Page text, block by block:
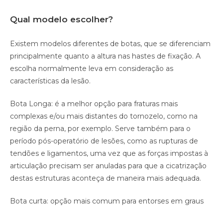
Qual modelo escolher?
Existem modelos diferentes de botas, que se diferenciam
principalmente quanto a altura nas hastes de fixação. A
escolha normalmente leva em consideração as
características da lesão.
Bota Longa: é a melhor opção para fraturas mais
complexas e/ou mais distantes do tornozelo, como na
região da perna, por exemplo. Serve também para o
período pós-operatório de lesões, como as rupturas de
tendões e ligamentos, uma vez que as forças impostas à
articulação precisam ser anuladas para que a cicatrização
destas estruturas aconteça de maneira mais adequada.
Bota curta: opção mais comum para entorses em graus